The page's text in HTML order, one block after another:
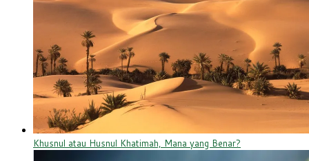
Khusnul atau Husnul Khatimah, Mana yang Benar?